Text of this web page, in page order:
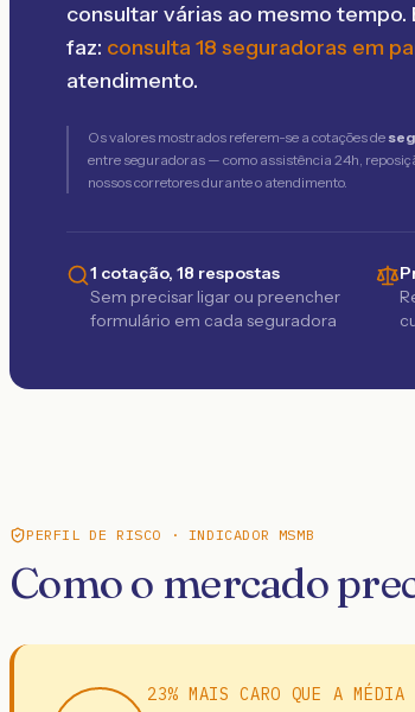
consultar várias ao mesmo
faz: consulta 18 seguradoras em
atendimento.
Os valores mostrados referem-se a cotações de
entre seguradoras — como assistência 24h,
nossos corretores durante o atendimento.
1 cotação, 18 respostas
Sem precisar ligar ou preencher
formulário em cada seguradora
PERFIL DE RISCO · INDICADOR MSMB
Como o mercado
23% MAIS CARO QUE A MÉDIA